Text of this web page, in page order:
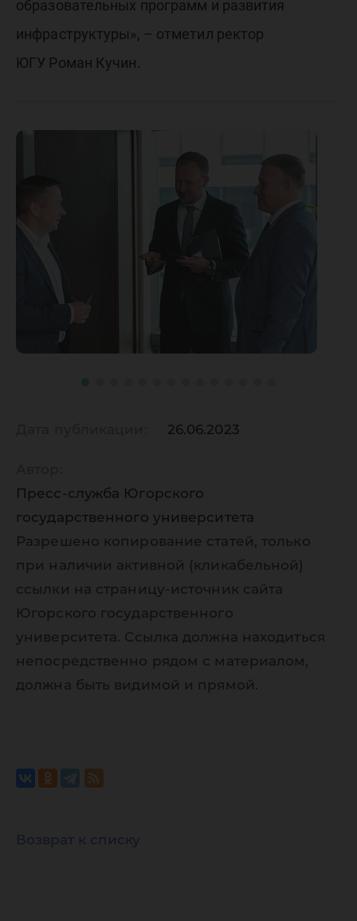
образовательных программ и развития
инфраструктуры», – отметил ректор
ЮГУ Роман Кучин.
26.06.2023
Пресс-служба Югорского
государственного университета
Разрешено копирование статей, только
при наличии активной (кликабельной)
ссылки на страницу-источник сайта
Югорского государственного
университета. Ссылка должна находиться
непосредственно рядом с материалом,
должна быть видимой и прямой.
Возврат к списку